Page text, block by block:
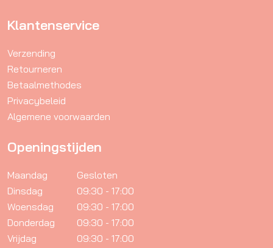
Klantenservice
Verzending
Retourneren
Betaalmethodes
Privacybeleid
Algemene voorwaarden
Openingstijden
Maandag
Gesloten
Dinsdag
09:30 - 17:00
Woensdag
09:30 - 17:00
Donderdag
09:30 - 17:00
Vrijdag
09:30 - 17:00